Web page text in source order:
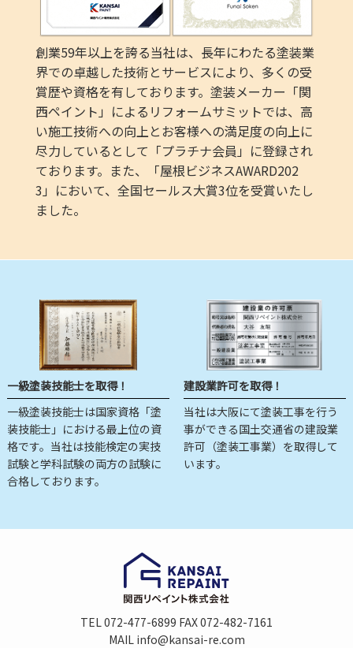
創業59年以上を誇る当社は、長年にわたる塗装業
界での卓越した技術とサービスにより、多くの受
賞歴や資格を有しております。塗装メーカー「関
西ペイント」によるリフォームサミットでは、高
い施工技術への向上とお客様への満足度の向上に
尽力しているとして「プラチナ会員」に登録され
ております。また、「屋根ビジネスAWARD202
3」において、全国セールス大賞3位を受賞いたし
ました。
一級塗装技能士を取得！
一級塗装技能士は国家資格「塗
装技能士」における最上位の資
格です。当社は技能検定の実技
試験と学科試験の両方の試験に
合格しております。
建設業許可を取得！
当社は大阪にて塗装工事を行う
事ができる国土交通省の建設業
許可（塗装工事業）を取得して
います。
TEL 072-477-6899 FAX 072-482-7161
MAIL info@kansai-re.com